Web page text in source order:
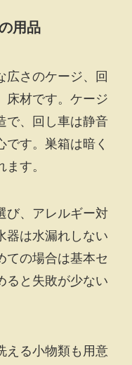
用品
広さのケージ、回
床材です。ケージ
で、回し車は静音
す。巣箱は暗く
す。
び、アレルギー対
器は水漏れしない
ての場合は基本セ
ると失敗が少ない
える小物類も用意